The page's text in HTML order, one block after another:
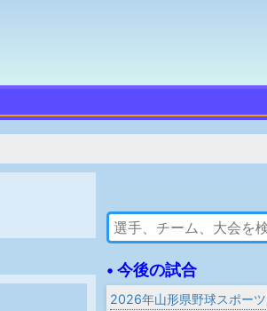
• 今後の試合